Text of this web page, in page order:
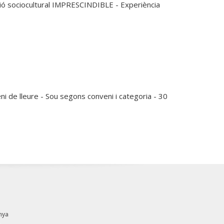
IMPRESCINDIBLE - Experiència
de lleure - Sou segons conveni i categoria - 30